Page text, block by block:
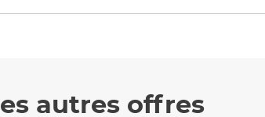
autres offres